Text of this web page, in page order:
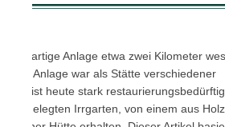
parkartige Anlage etwa zwei Kilometer
Die Anlage war als Stätte verschiedener
Sie ist heute stark
angelegten Irrgarten, von einem aus